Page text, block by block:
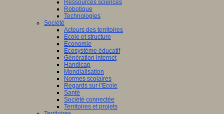
Ressources sciences
Robotique
Technologies
Société
Acteurs des territoires
Ecole et structure
Economie
Ecosystème éducatif
Génération internet
Handicap
Mondialisation
Normes scolaires
Regards sur l’Ecole
Santé
Société connectée
Territoires et projets